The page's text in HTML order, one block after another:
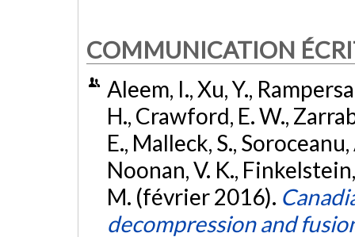
COMMUNICATION
Aleem, I., Xu, Y.,
H., Crawford, E. W.,
E., Malleck, S.,
Noonan, V. K., Finkelstein,
M. (février 2016).
decompression and